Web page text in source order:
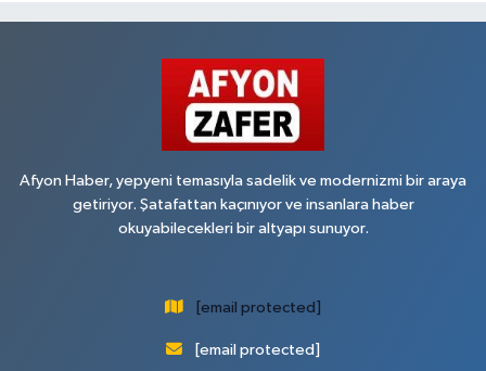
Afyon Haber, yepyeni temasıyla sadelik ve modernizmi bir araya
getiriyor. Şatafattan kaçınıyor ve insanlara haber
okuyabilecekleri bir altyapı sunuyor.
[email protected]
[email protected]